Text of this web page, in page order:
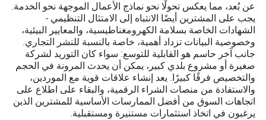
عن بُعد، مما يعكس تحولًا نحو نماذج الأعمال الموجهة نحو الخدمة.
يجب على المشترين أيضًا الانتباه إلى الامتثال التنظيمي -
الشهادات الخاصة بسلامة الكهرومغناطيسية، والمعايير البيئية،
وخصوصية البيانات تزداد أهمية، خاصة بالنسبة للنشر التجاري.
جانب آخر حاسم هو القابلية للتوسع: سواء كان التوريد لشركة
صغيرة أو مشروع بلدي كبير، يمكن أن يحدث المرونة في الحجم
والتخصيص فرقًا كبيرًا. يعد إنشاء علاقات قوية مع الموردين،
والاستفادة من منصات الشراء الرقمية، والبقاء على اطلاع على
اتجاهات السوق من أفضل الممارسات الأساسية للمشترين الذين
يرغبون في اتخاذ استثمارات مستنيرة ومستقبلية.